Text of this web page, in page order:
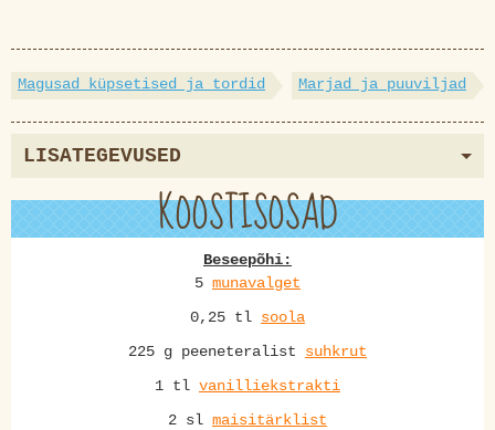
Magusad küpsetised ja tordid Marjad ja puuviljad
LISATEGEVUSED
KOOSTISOSAD
Beseepõhi:
5 munavalget
0,25 tl soola
225 g peeneteralist suhkrut
1 tl vanilliekstrakti
2 sl maisitärklist